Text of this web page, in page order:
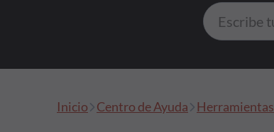
Asesoramiento
Inicio Centro de Ayuda Herramientas